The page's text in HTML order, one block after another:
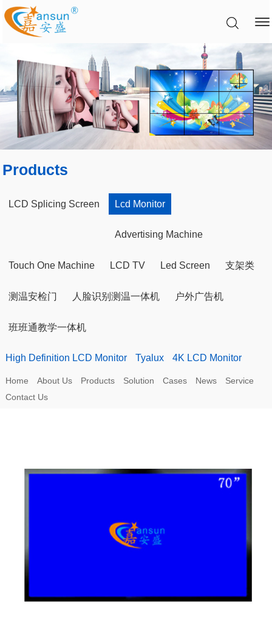
Products
LCD Splicing Screen Lcd Monitor
Advertising Machine
Touch One Machine LCD TV Led Screen 支架类
测温安检门 人脸识别测温一体机 户外广告机
班班通教学一体机
High Definition LCD Monitor Tyalux 4K LCD Monitor
Home About Us Products Solution Cases News
Service
Contact Us